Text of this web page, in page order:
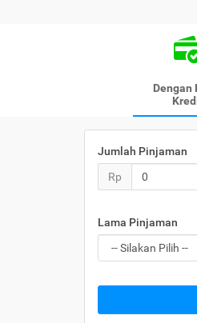
Dengan
Jumlah Pinjaman
Rp
Lama Pinjaman